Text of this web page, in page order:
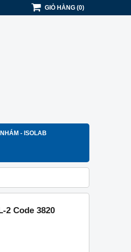
GIỎ HÀNG (0)
- ISOLAB
2 Code 3820